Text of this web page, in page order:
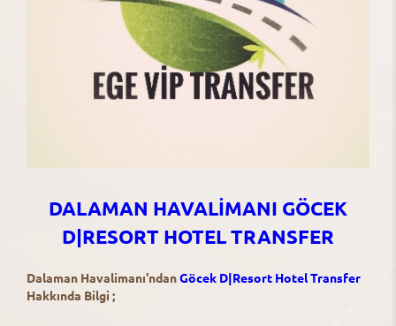
DALAMAN HAVALİMANI GÖCEK
D|RESORT HOTEL TRANSFER
Dalaman Havalimanı'ndanGöcek D|Resort Hotel Transfer
Hakkında Bilgi ;